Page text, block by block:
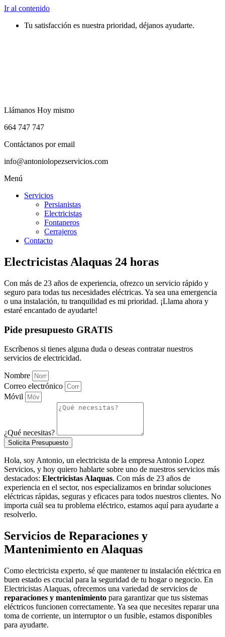
Ir al contenido
Tu satisfacción es nuestra prioridad, déjanos ayudarte.
Llámanos Hoy mismo
664 747 747
Contáctanos por email
info@antoniolopezservicios.com
Menú
Servicios
Persianistas
Electricistas
Fontaneros
Cerrajeros
Contacto
Electricistas Alaquas 24 horas
Con más de 23 años de experiencia, ofrezco un servicio rápido y
seguro para todas tus necesidades eléctricas. Ya sea una emergencia
o una instalación, tu tranquilidad es mi prioridad. ¡Llama ahora y
estaré encantado de ayudarte!
Pide presupuesto GRATIS
Escríbenos si tienes alguna duda o deseas contratar nuestros
servicios de electricidad.
Nombre
Correo electrónico
Móvil
¿Qué necesitas?
Solicita Presupuesto
Hola, soy Antonio, un electricista de la empresa Antonio Lopez
Servicios, y hoy quiero hablarte sobre uno de nuestros servicios más
destacados: Electricistas Alaquas. Con más de 23 años de
experiencia en el sector, nos especializamos en brindar soluciones
eléctricas rápidas, seguras y eficaces para todos nuestros clientes. No
importa cuál sea tu problema eléctrico, estamos aquí para ayudarte a
resolverlo.
Servicios de Reparaciones y
Mantenimiento en Alaquas
Como electricista experto, sé que mantener tu instalación eléctrica en
buen estado es crucial para la seguridad de tu hogar o negocio. En
Electricistas Alaquas, ofrecemos una variedad de servicios de
reparaciones y mantenimiento para garantizar que tus sistemas
eléctricos funcionen correctamente. Ya sea que necesites reparar una
toma de corriente, un interruptor o un fusible, estamos disponibles
para ayudarte.